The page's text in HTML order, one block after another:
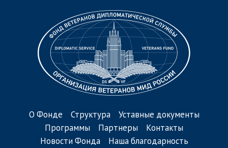
О Фонде Структура
Уставные документы
Программы
Партнеры
Контакты
Новости Фонда
Наша благодарность